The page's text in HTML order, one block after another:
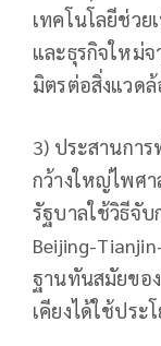
เทคโนโลยีช่ว
และธุรกิจใหม่
มิตรต่อสิ่งแวด
3) ประสานกา
กว้างใหญ่ไพศ
รัฐบาลใช้วิธีจั
Beijing-
ฐานทันสมัยขอ
เคียงได้ใช้ประ